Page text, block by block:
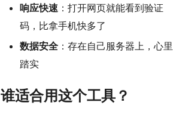
响应快速 ：打开网页就能看到验证
码，比拿手机快多了
数据安全 ：存在自己服务器上，心里
踏实
谁适合用这个工具？